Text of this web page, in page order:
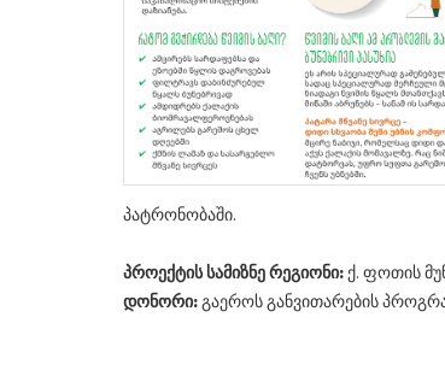
პატრონობაში.
პროექტის სამიზნე რეგიონი:ქ. ფოთის
დონორი:გაეროს განვითარების